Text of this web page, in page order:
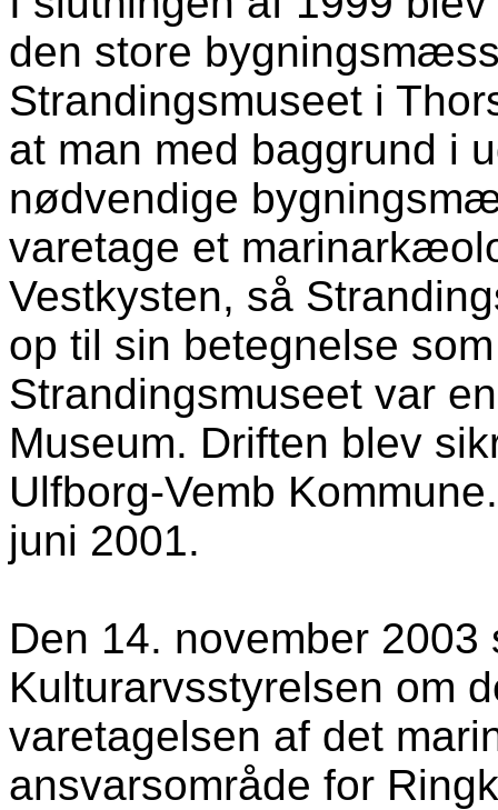
den store
Strandingsmuseet i
at man med baggrund i
nødvendige
varetage et
Vestkysten, så
op til sin betegnelse
Strandingsmuseet var
Museum. Driften blev
Ulfborg-Vemb
juni 2001.
Den 14. november
Kulturarvsstyrelsen om
varetagelsen af det
ansvarsområde for